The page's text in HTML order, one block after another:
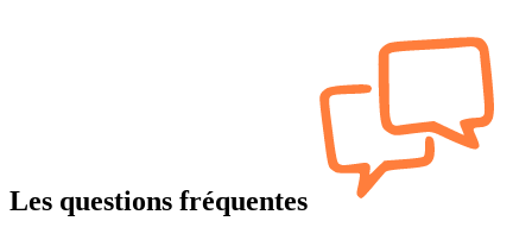
Les questions fréquentes